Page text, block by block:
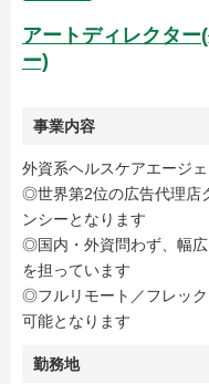
アートディレクタ
ー)
事業内容
外資系ヘルスケアエージ
◎世界第2位の広告代理店
ンシーとなります
◎国内・外資問わず、幅
を担っています
◎フルリモート／フレッ
可能となります
勤務地